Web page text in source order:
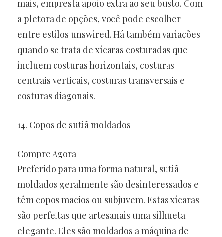
mais, empresta apoio extra ao seu busto. Com
a pletora de opções, você pode escolher
entre estilos unswired. Há também variações
quando se trata de xícaras costuradas que
incluem costuras horizontais, costuras
centrais verticais, costuras transversais e
costuras diagonais.
14. Copos de sutiã moldados
Compre Agora
Preferido para uma forma natural, sutiã
moldados geralmente são desinteressados ​​e
têm copos macios ou subjuvem. Estas xícaras
são perfeitas que artesanais uma silhueta
elegante. Eles são moldados a máquina de